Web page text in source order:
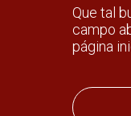
Que tal
campo
página